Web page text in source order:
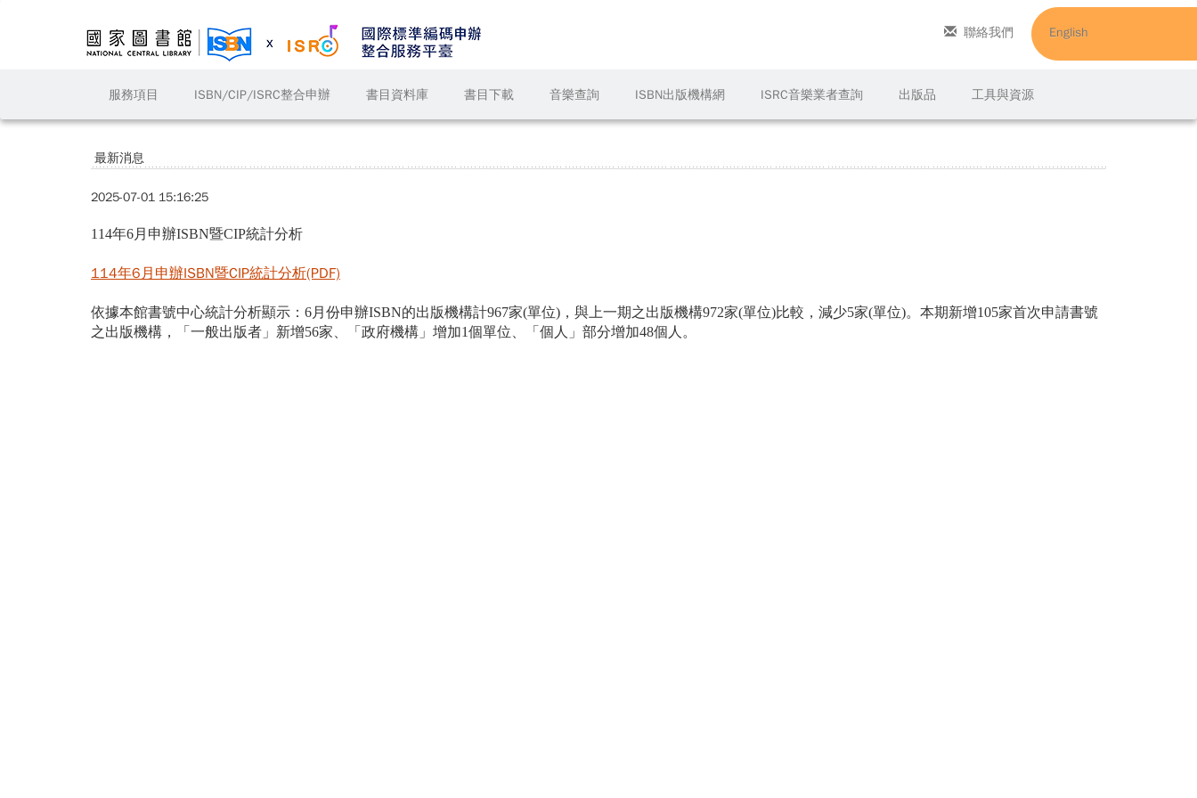
服務項目 ISBN/CIP/ISRC整合申辦 書目資料庫 書目下載 音樂查詢 ISBN出版機構網 ISRC音樂業者查詢 出版品 工具與資源
聯絡我們 English
最新消息
2025-07-01 15:16:25
114年6月申辦ISBN暨CIP統計分析
114年6月申辦ISBN暨CIP統計分析(PDF)
依據本館書號中心統計分析顯示：6月份申辦ISBN的出版機構計967家(單位)，與上一期之出版機構972家(單位)比較，減少5家(單位)。本期新增105家首次申請書號
之出版機構，「一般出版者」新增56家、「政府機構」增加1個單位、「個人」部分增加48個人。